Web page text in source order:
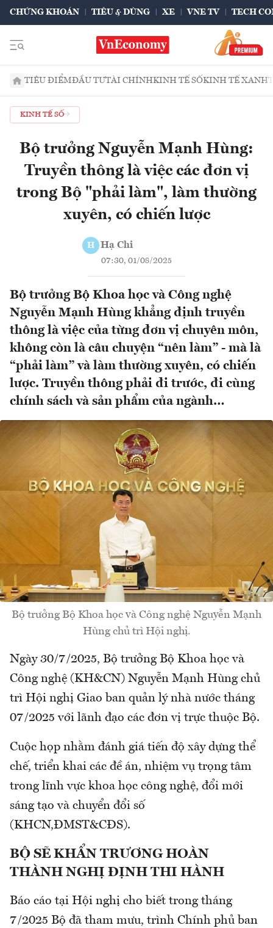
CHỨNG KHOÁN TIÊU & DÙNG XE VNE TV TECH
TIÊU ĐIỂMĐẦU TƯTÀI CHÍNHKINH TẾ SỐKINH TẾ XANH
KINH TẾ SỐ
Bộ trưởng Nguyễn Mạnh Hùng:
Truyền thông là việc các đơn vị
trong Bộ "phải làm", làm thường
xuyên, có chiến lược
H Hạ Chi
07:30, 01/08/2025
Bộ trưởng Bộ Khoa học và Công nghệ
Nguyễn Mạnh Hùng khẳng định truyền
thông là việc của từng đơn vị chuyên môn,
không còn là câu chuyện “nên làm” - mà là
“phải làm” và làm thường xuyên, có chiến
lược. Truyền thông phải đi trước, đi cùng
chính sách và sản phẩm của ngành…
Bộ trưởng Bộ Khoa học và Công nghệ Nguyễn Mạnh
Hùng chủ trì Hội nghị.
Ngày 30/7/2025, Bộ trưởng Bộ Khoa học và
Công nghệ (KH&CN) Nguyễn Mạnh Hùng chủ
trì Hội nghị Giao ban quản lý nhà nước tháng
07/2025 với lãnh đạo các đơn vị trực thuộc Bộ.
Cuộc họp nhằm đánh giá tiến độ xây dựng thể
chế, triển khai các đề án, nhiệm vụ trọng tâm
trong lĩnh vực khoa học công nghệ, đổi mới
sáng tạo và chuyển đổi số
(KHCN,ĐMST&CĐS).
BỘ SẼ KHẨN TRƯƠNG HOÀN
THÀNH NGHỊ ĐỊNH THI HÀNH
Báo cáo tại Hội nghị cho biết trong tháng
7/2025 Bộ đã tham mưu, trình Chính phủ ban